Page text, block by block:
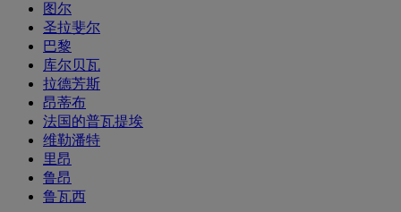
图尔
圣拉斐尔
巴黎
库尔贝瓦
拉德芳斯
昂蒂布
法国的普瓦提埃
维勒潘特
里昂
鲁昂
鲁瓦西